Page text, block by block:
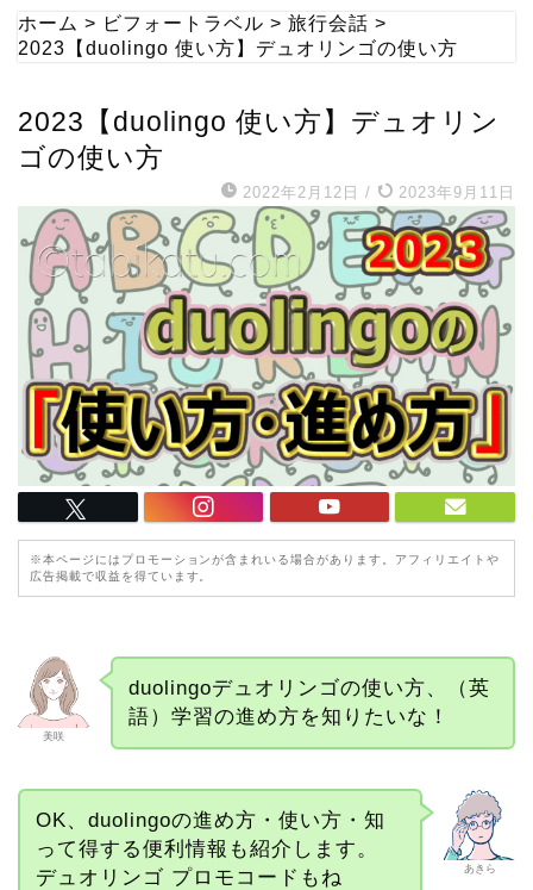
ホーム > ビフォートラベル > 旅行会話 >
2023【duolingo 使い方】デュオリンゴの使い方
2023【duolingo 使い方】デュオリン
ゴの使い方
2022年2月12日 / 2023年9月11日
※本ページにはプロモーションが含まれいる場合があります。アフィリエイトや
広告掲載で収益を得ています。
美咲
duolingoデュオリンゴの使い方、（英
語）学習の進め方を知りたいな！
あきら
OK、duolingoの進め方・使い方・知
って得する便利情報も紹介します。
デュオリンゴ プロモコードもね